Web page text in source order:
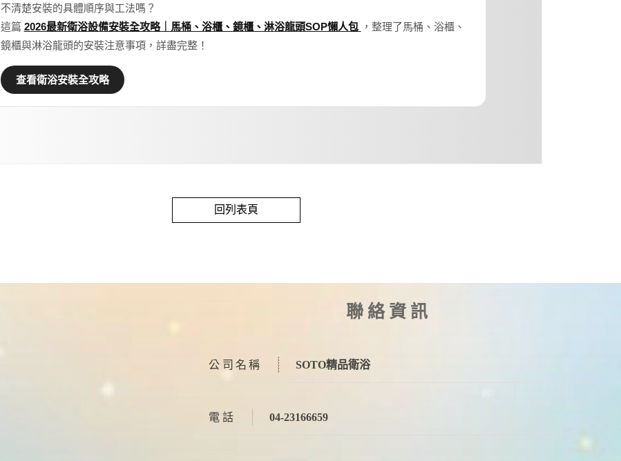
不清楚安裝的具體順序與工法嗎？
這篇 2026最新衛浴設備安裝全攻略｜馬桶、浴櫃、鏡櫃、淋浴龍頭SOP懶人包 ，整理了馬桶、浴櫃、
鏡櫃與淋浴龍頭的安裝注意事項，詳盡完整！
查看衛浴安裝全攻略
回列表頁
聯絡資訊
公司名稱 SOTO精品衛浴
電話 04-23166659